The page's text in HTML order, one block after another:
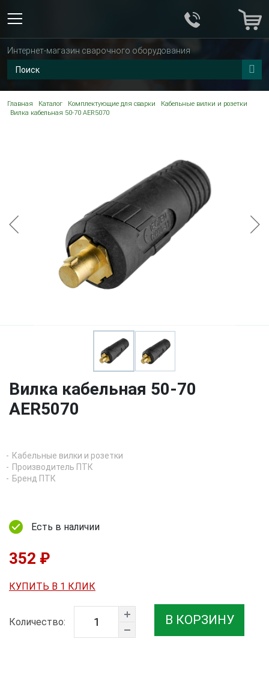
Интернет-магазин сварочного оборудования
Главная Каталог Комплектующие для сварки
Кабельные вилки и розетки
Вилка кабельная 50-70 AER5070
Вилка кабельная 50-70
AER5070
Кабельные вилки и розетки
Производитель ПТК
Бренд ПТК
Есть в наличии
352 ₽
КУПИТЬ В 1 КЛИК
Количество: В КОРЗИНУ